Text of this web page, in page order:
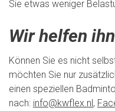
Sie etwas weniger
Wir helfen
Können Sie es nicht
möchten Sie nur
einen speziellen
nach: info@kwflex.nl,